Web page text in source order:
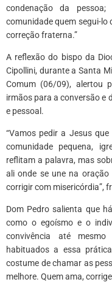
condenação da
comunidade quem segui-lo
correção fraterna.”
A reflexão do bispo da
Cipollini, durante a Santa
Comum (06/09), alertou
irmãos para a conversão e
e pessoal.
“Vamos pedir a Jesus
comunidade pequena,
reflitam a palavra, mas
ali onde se une na
corrigir com misericórdia”,
Dom Pedro salienta que
como o egoísmo e o
convivência até
habituados a essa
costume de chamar as
melhore. Quem ama,